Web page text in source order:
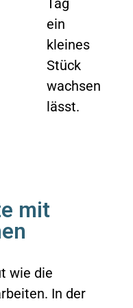
Tag
ein
kleines
Stück
wachsen
lässt.
mit
wie die
In der